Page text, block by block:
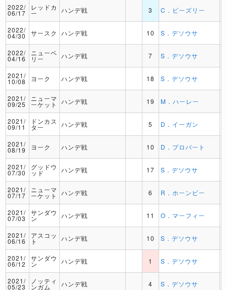
2022/
06/17
レッドカ
ー ハンデ戦 3 C．ビーズリー
2022/
04/30 サースク ハンデ戦 10 S．デソウサ
2022/
04/16
ニューベ
リー ハンデ戦 7 S．デソウサ
2021/
10/08 ヨーク ハンデ戦 18 S．デソウサ
2021/
09/25
ニューマ
ーケット ハンデ戦 19 M．ハーレー
2021/
09/11
ドンカス
ター ハンデ戦 5 D．イーガン
2021/
08/19 ヨーク ハンデ戦 10 D．プロバート
2021/
07/30
グッドウ
ッド ハンデ戦 17 S．デソウサ
2021/
07/17
ニューマ
ーケット ハンデ戦 6 R．ホーンビー
2021/
07/03
サンダウ
ン ハンデ戦 11 O．マーフィー
2021/
06/16
アスコッ
ト ハンデ戦 10 S．デソウサ
2021/
06/12
サンダウ
ン ハンデ戦 1 S．デソウサ
2021/
05/23
ノッティ
ンガム ハンデ戦 4 S．デソウサ